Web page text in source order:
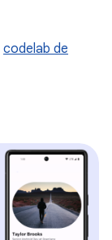
codelab de